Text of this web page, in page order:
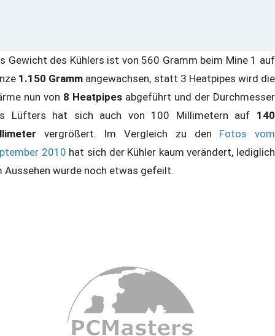
Gewicht des Kühlers ist von 560 Gramm beim Mine 1 auf
1.150 Gramm angewachsen, statt 3 Heatpipes wird die
nun von 8 Heatpipes abgeführt und der Durchmesser
Lüfters hat sich auch von 100 Millimetern auf 140
vergrößert. Im Vergleich zu den Fotos vom
2010 hat sich der Kühler kaum verändert, lediglich
Aussehen wurde noch etwas gefeilt.